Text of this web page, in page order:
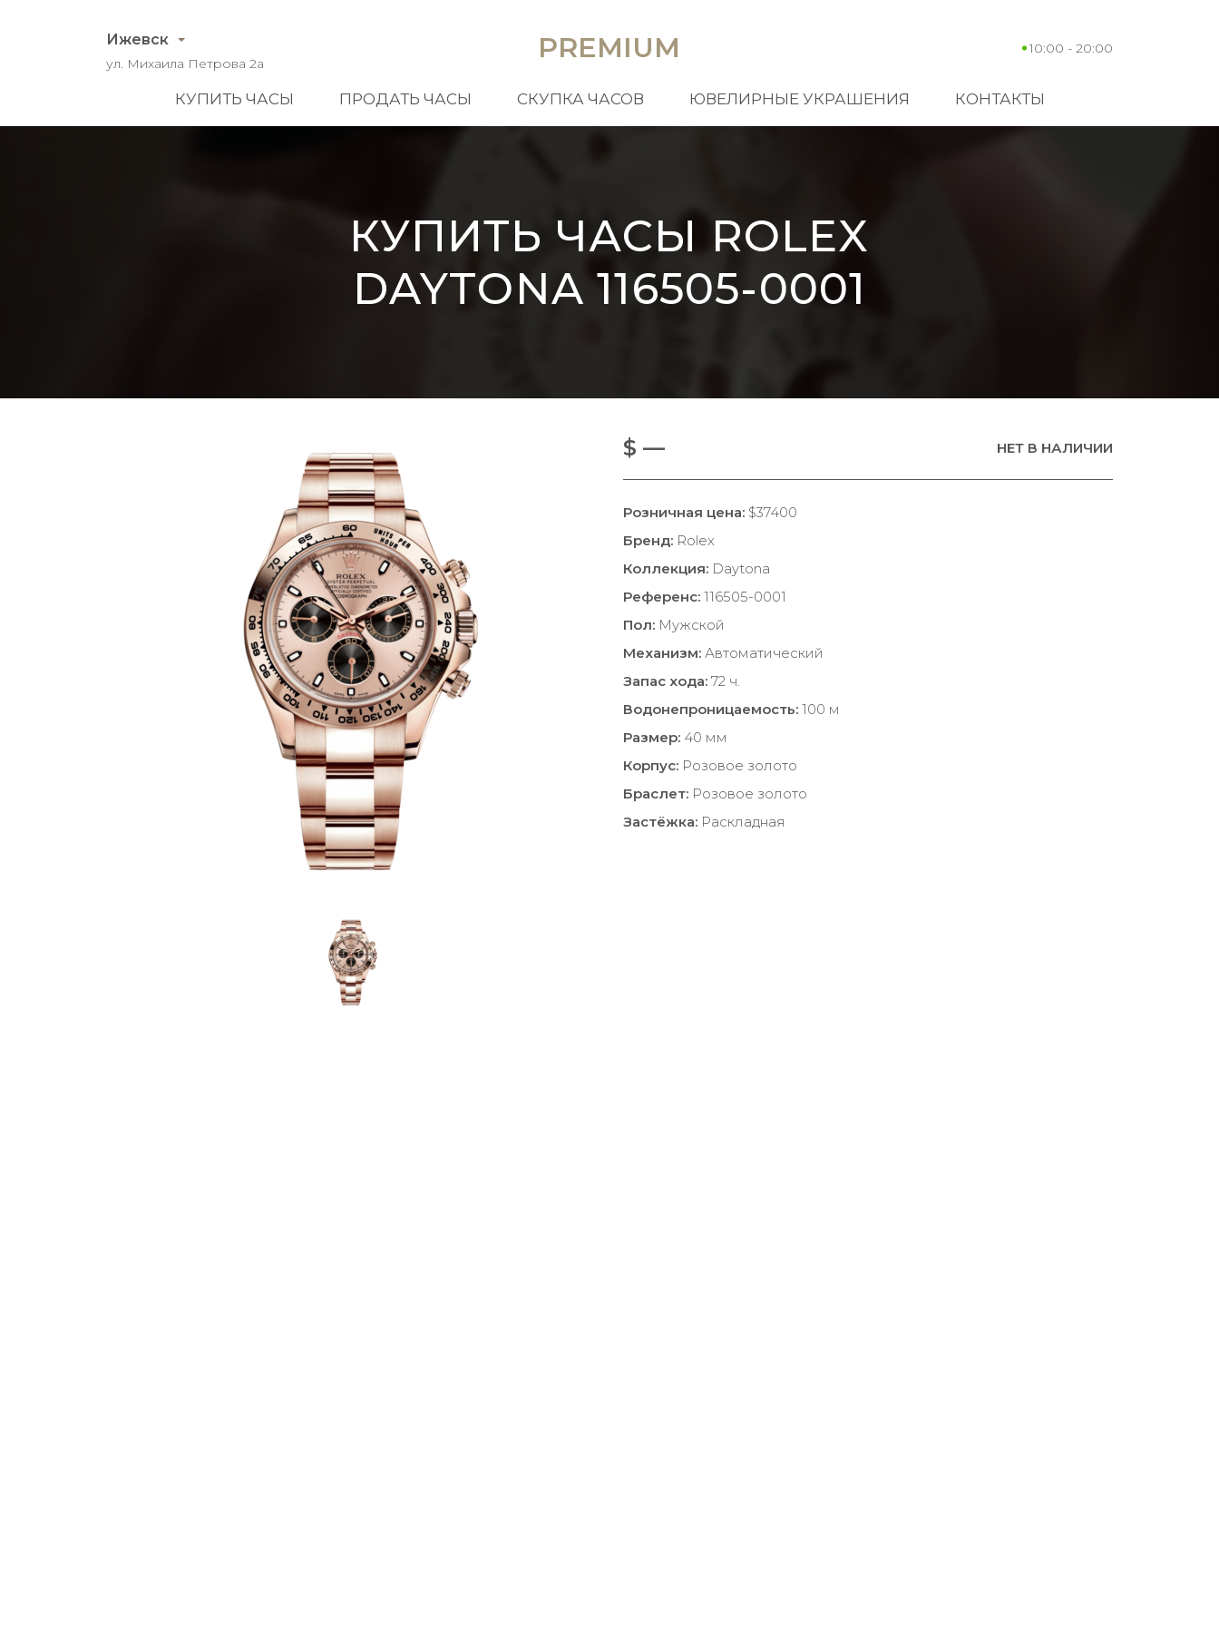
Ижевск
ул. Михаила Петрова 2а PREMIUM 10:00 - 20:00
КУПИТЬ ЧАСЫ ПРОДАТЬ ЧАСЫ СКУПКА ЧАСОВ ЮВЕЛИРНЫЕ УКРАШЕНИЯ КОНТАКТЫ
КУПИТЬ ЧАСЫ ROLEX
DAYTONA 116505-0001
$ — НЕТ В НАЛИЧИИ
Розничная цена: $37400
Бренд: Rolex
Коллекция: Daytona
Референс: 116505-0001
Пол: Мужской
Механизм: Автоматический
Запас хода: 72 ч.
Водонепроницаемость: 100 м
Размер: 40 мм
Корпус: Розовое золото
Браслет: Розовое золото
Застёжка: Раскладная